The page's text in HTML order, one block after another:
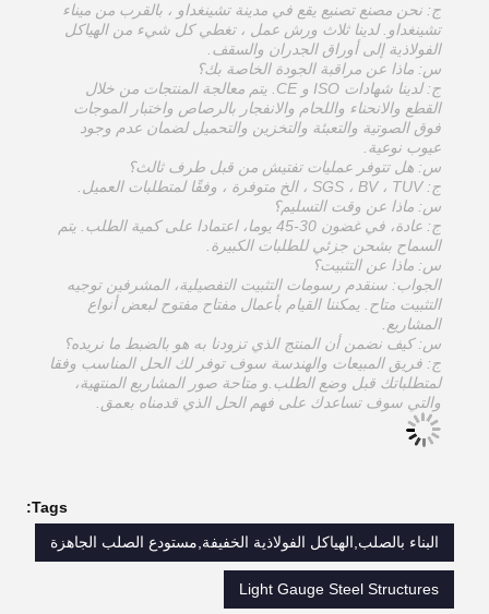
ج: نحن مصنع تصنيع يقع في مدينة تشينغداو ، بالقرب من ميناء
تشينغداو. لدينا ثلاث ورش عمل ، تغطي كل شيء من الهياكل
الفولاذية إلى أوراق الجدران والسقف.
س: ماذا عن مراقبة الجودة الخاصة بك؟
ج: لدينا شهادات ISO و CE. يتم معالجة المنتجات من خلال
القطع والانحناء واللحام والانفجار بالرصاص واختبار الموجات
فوق الصوتية والتعبئة والتخزين والتحميل لضمان عدم وجود
عيوب نوعية.
س: هل تتوفر عمليات تفتيش من قبل طرف ثالث؟
ج: SGS ، BV ، TUV ، الخ متوفرة ، وفقًا لمتطلبات العميل.
س: ماذا عن وقت التسليم؟
ج: عادة، في غضون 30-45 يوما، اعتمادا على كمية الطلب. يتم
السماح بشحن جزئي للطلبات الكبيرة.
س: ماذا عن التثبيت؟
الجواب: سنقدم رسومات التثبيت التفصيلية، المشرفين توجيه
التثبيت متاح. يمكننا القيام بأعمال مفتاح مفتوح لبعض أنواع
المشاريع.
س: كيف نضمن أن المنتج الذي تزودنا به هو بالضبط ما نريده؟
ج: فريق المبيعات والهندسة سوف توفر لك الحل المناسب وفقا
لمتطلباتك قبل وضع الطلب.و متاحة صور المشاريع المنتهية،
والتي سوف تساعدك على فهم الحل الذي قدمناه بعمق.
Tags:
البناء بالصلب,الهياكل الفولاذية الخفيفة,مستودع الصلب الجاهزة
Light Gauge Steel Structures